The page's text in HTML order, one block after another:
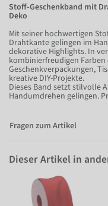
Stoff-Geschenkband mit
Deko
Mit seiner hochwertigen
Drahtkante gelingen im
dekorative Highlights. In
kombinierfreudigen
Geschenkverpackungen,
kreative DIY-Projekte.
Dieses Band setzt stilvolle
Handumdrehen gelingen.
Fragen zum Artikel
Dieser Artikel in